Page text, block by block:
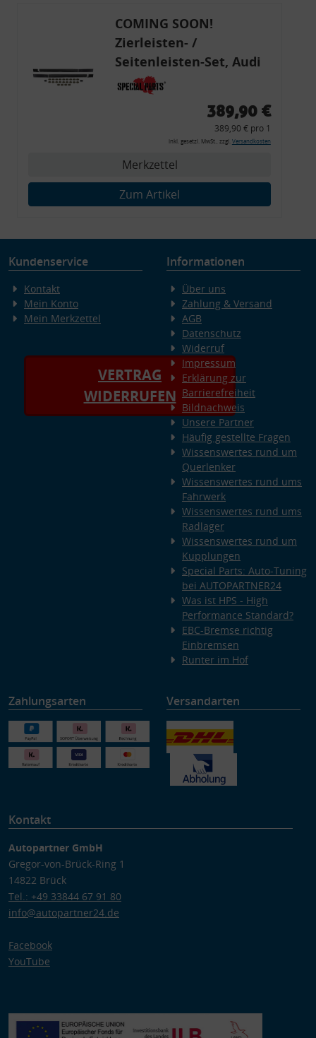
COMING SOON!
Zierleisten- /
Seitenleisten-Set, Audi
80 Cabrio, Coupe, S2, (6x
Zierleiste, 2x Kappe,
Montagewerkzeug)
389,90 €
389,90 € pro 1
inkl. gesetzl. MwSt., zzgl. Versandkosten
Merkzettel
Zum Artikel
Kundenservice
Kontakt
Mein Konto
Mein Merkzettel
VERTRAG
WIDERRUFEN
Informationen
Über uns
Zahlung & Versand
AGB
Datenschutz
Widerruf
Impressum
Erklärung zur
Barrierefreiheit
Bildnachweis
Unsere Partner
Häufig gestellte Fragen
Wissenswertes rund um
Querlenker
Wissenswertes rund ums
Fahrwerk
Wissenswertes rund ums
Radlager
Wissenswertes rund um
Kupplungen
Special Parts: Auto-Tuning
bei AUTOPARTNER24
Was ist HPS - High
Performance Standard?
EBC-Bremse richtig
Einbremsen
Runter im Hof
Zahlungsarten Versandarten
Kontakt
Autopartner GmbH
Gregor-von-Brück-Ring 1
14822 Brück
Tel.: +49 33844 67 91 80
info@autopartner24.de
Facebook
YouTube